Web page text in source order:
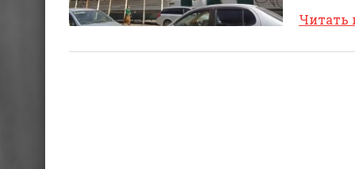
Читать